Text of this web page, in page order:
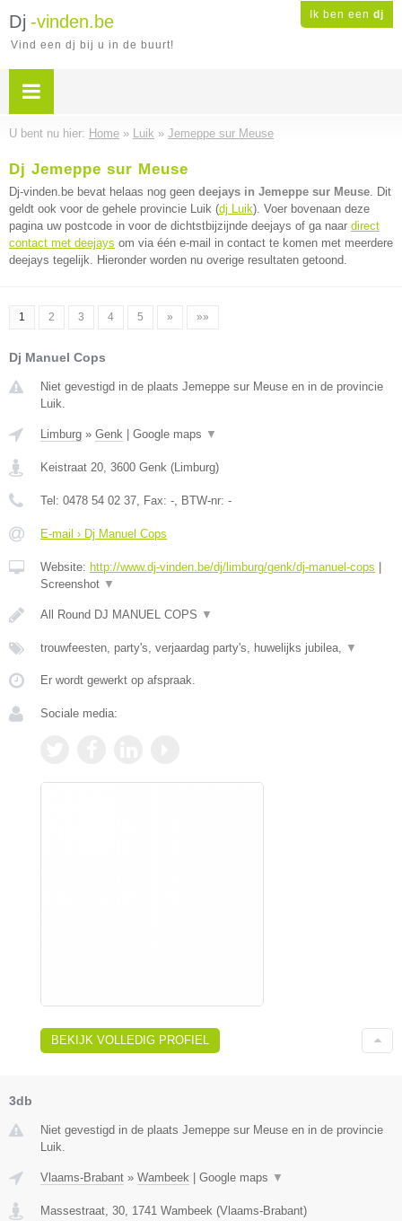
Ik ben een dj
Dj -vinden.be
Vind een dj bij u in de buurt!
U bent nu hier: Home » Luik » Jemeppe sur Meuse
Dj Jemeppe sur Meuse
Dj-vinden.be bevat helaas nog geen deejays in Jemeppe sur Meuse. Dit
geldt ook voor de gehele provincie Luik (dj Luik). Voer bovenaan deze
pagina uw postcode in voor de dichtstbijzijnde deejays of ga naar direct
contact met deejays om via één e-mail in contact te komen met meerdere
deejays tegelijk. Hieronder worden nu overige resultaten getoond.
1 2 3 4 5 » »»
Dj Manuel Cops
Niet gevestigd in de plaats Jemeppe sur Meuse en in de provincie
Luik.
Limburg » Genk Google maps ▼
Keistraat 20, 3600 Genk (Limburg)
Tel: 0478 54 02 37, Fax: -, BTW-nr: -
E-mail › Dj Manuel Cops
Website: http://www.dj-vinden.be/dj/limburg/genk/dj-manuel-cops
Screenshot ▼
All Round DJ MANUEL COPS ▼
trouwfeesten, party's, verjaardag party's, huwelijks jubilea, ▼
Er wordt gewerkt op afspraak.
Sociale media:
BEKIJK VOLLEDIG PROFIEL
3db
Niet gevestigd in de plaats Jemeppe sur Meuse en in de provincie
Luik.
Vlaams-Brabant » Wambeek Google maps ▼
Massestraat, 30 1741 Wambeek (Vlaams-Brabant)